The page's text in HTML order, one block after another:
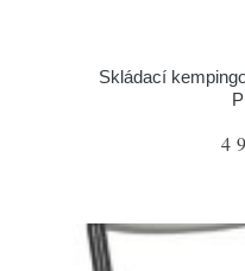
Skládací
4